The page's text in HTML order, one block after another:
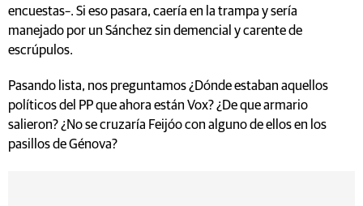
encuestas–. Si eso pasara, caería en la trampa y sería
manejado por un Sánchez sin demencial y carente de
escrúpulos.
Pasando lista, nos preguntamos ¿Dónde estaban aquellos
políticos del PP que ahora están Vox? ¿De que armario
salieron? ¿No se cruzaría Feijóo con alguno de ellos en los
pasillos de Génova?